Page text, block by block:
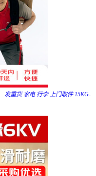
发重货 家电 行李 上门取件 15KG-